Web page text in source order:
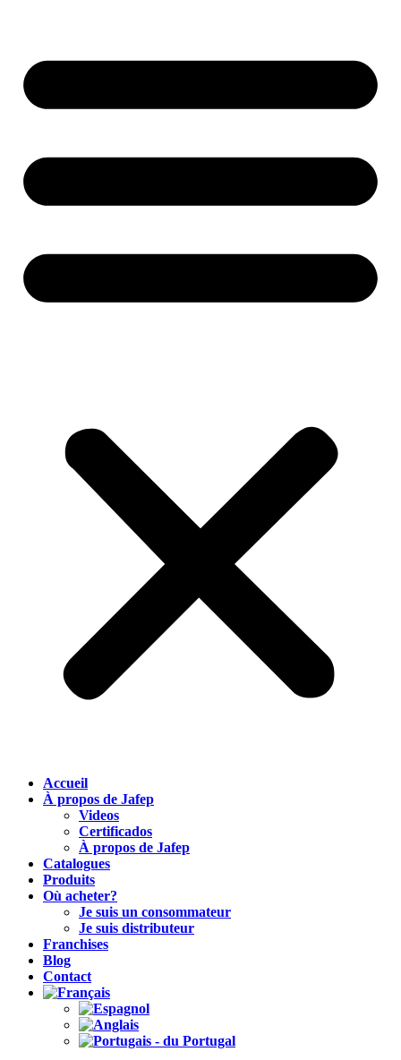
Accueil
À propos de Jafep
Videos
Certificados
À propos de Jafep
Catalogues
Produits
Où acheter?
Je suis un consommateur
Je suis distributeur
Franchises
Blog
Contact